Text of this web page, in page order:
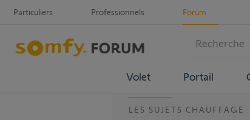
Particuliers Professionnels Forum
Volet Portail
LES SUJETS CHAUFFAGE